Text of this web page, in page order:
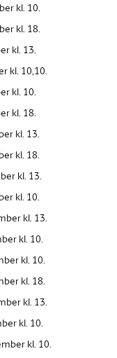
kl. 10.
kl. 18.
kl. 13.
kl. 10,10.
kl. 10.
kl. 18.
kl. 13.
kl. 18.
kl. 13.
kl. 10.
kl. 13.
kl. 10.
kl. 10.
kl. 18.
kl. 13.
kl. 10.
kl. 10.